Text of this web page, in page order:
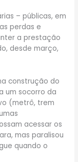
– públicas, em
perdas e
a prestação
desde março,
construção do
um socorro da
(metrô, trem
acessar os
mas paralisou
quando o